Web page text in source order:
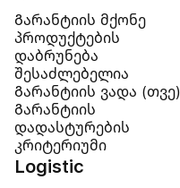
Გარანტიის მქონე
პროდუქტების
დაბრუნება
შესაძლებელია
Გარანტიის ვადა (თვე)
Გარანტიის
დადასტურების
კრიტერიუმი
Logistic